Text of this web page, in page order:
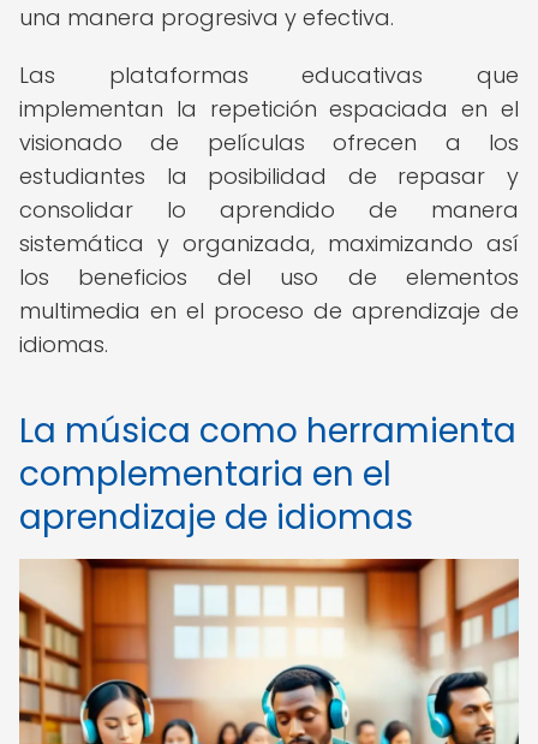
una manera progresiva y efectiva.
Las plataformas educativas que
implementan la repetición espaciada en el
visionado de películas ofrecen a los
estudiantes la posibilidad de repasar y
consolidar lo aprendido de manera
sistemática y organizada, maximizando así
los beneficios del uso de elementos
multimedia en el proceso de aprendizaje de
idiomas.
La música como herramienta
complementaria en el
aprendizaje de idiomas